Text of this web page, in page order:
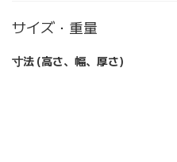
サイズ・重量
寸法 (高さ、幅、厚さ)